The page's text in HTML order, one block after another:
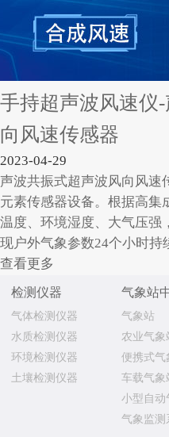
手持超声波风速仪
向风速传感器
2023-04-29
声波共振式超声波风向风速
元素传感器设备。根据高集
温度、环境湿度、大气压强
现户外气象参数24个小时持
查看更多
检测仪器
气体检测仪器
水质检测仪器
环境检测仪器
土壤检测仪器
气象站
气象站
农业气象
便携式气
车载气象
小型自动
气象监测